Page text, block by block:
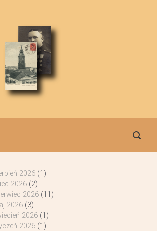
2026(1)
2026(2)
2026(11)
2026(3)
2026(1)
2026(1)